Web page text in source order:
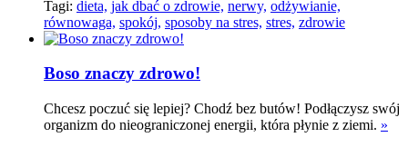
Tagi: dieta, jak dbać o zdrowie, nerwy, odżywianie,
równowaga, spokój, sposoby na stres, stres, zdrowie
Boso znaczy zdrowo!
Chcesz poczuć się lepiej? Chodź bez butów! Podłączysz swój
organizm do nieograniczonej energii, która płynie z ziemi. »